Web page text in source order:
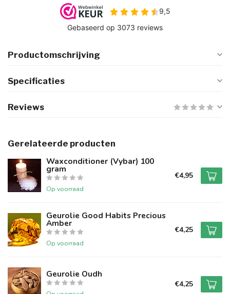
Productomschrijving
Specificaties
Reviews
Gerelateerde producten
Waxconditioner (Vybar) 100
gram
Op voorraad
€4,95
Geurolie Good Habits Precious
Amber
Op voorraad
€4,25
Geurolie Oudh
€4,25